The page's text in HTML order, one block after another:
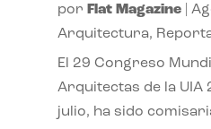
por Flat Magazine|
Arquitectura,
El 29 Congreso
Arquitectas de la UIA
julio, ha sido